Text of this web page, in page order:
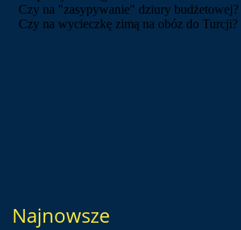
Najnowsze